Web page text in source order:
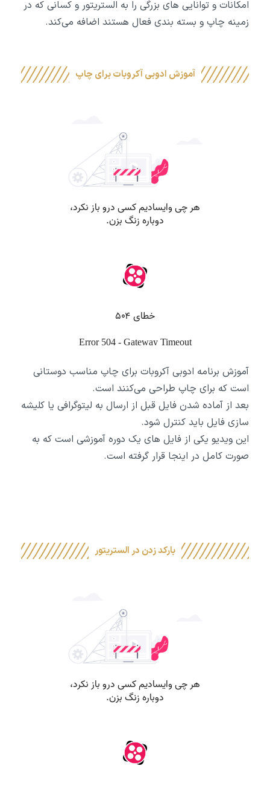
امکانات و توانایی های بزرگی را به الستریتور و کسانی که در
زمینه چاپ و بسته بندی فعال هستند اضافه می‌کند.
آموزش ادوبی آکروبات برای چاپ
آموزش برنامه ادوبی آکروبات برای چاپ مناسب دوستانی
است که برای چاپ طراحی می‌کنند است.
بعد از آماده شدن فایل قبل از ارسال به لیتوگرافی یا کلیشه
سازی فایل باید کنترل شود.
این ویدیو یکی از فایل های یک دوره آموزشی است که به
صورت کامل در اینجا قرار گرفته است.
بارکد زدن در الستریتور